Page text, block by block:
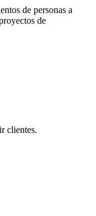
de personas a
de
clientes.